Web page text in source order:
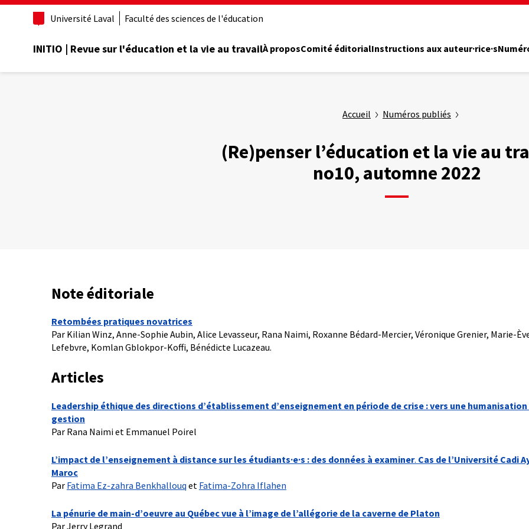
Aller
principal
Université Laval Faculté des sciences de l'éducation
INITIO | Revue sur l'éducation et la vie au travailÀ proposComité éditorialInstructions aux auteur·rice·s
Accueil Numéros publiés
(Re)penser l’éducation et la vie au
no10, automne 2022
Note éditoriale
Retombées pratiques novatrices
Par Kilian Winz, Anne-Sophie Aubin, Alice Levasseur, Rana Naimi, Roxanne Bédard-Mercier, Véronique Grenier, Marie-
Lefebvre, Komlan Gblokpor-Koffi, Bénédicte Lucazeau.
Articles
Leadership éthique des directions d’établissement d’enseignement en période de crise : vers une humanisation
gestion
Par Rana Naimi et Emmanuel Poirel
L’impact de l’enseignement à distance sur les étudiants·e·s : des données à examiner. Cas de l’Université Cadi
Maroc
Par Fatima Ez-zahra Benkhallouq et Fatima-Zohra Iflahen
La pénurie de main-d’oeuvre au Québec vue à l’image de l’allégorie de la caverne de Platon
Par Jerry Legrand